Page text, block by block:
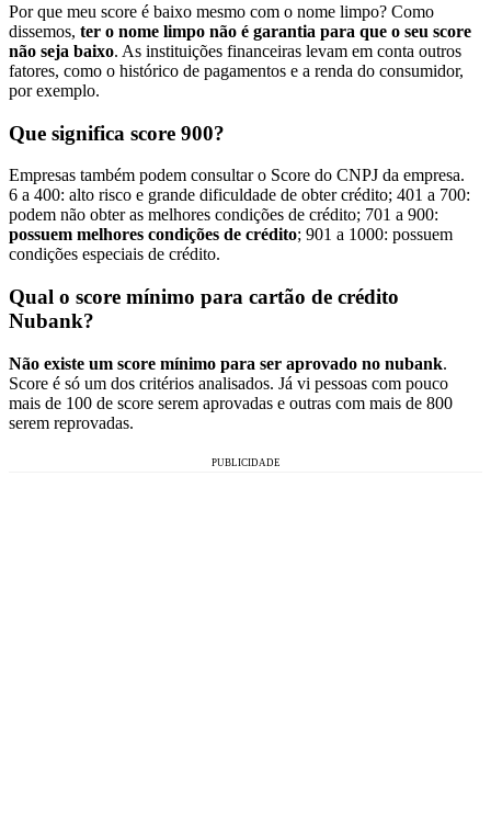
Por que meu score é baixo mesmo com o nome limpo? Como
dissemos, ter o nome limpo não é garantia para que o seu score
não seja baixo. As instituições financeiras levam em conta outros
fatores, como o histórico de pagamentos e a renda do consumidor,
por exemplo.
Que significa score 900?
Empresas também podem consultar o Score do CNPJ da empresa.
6 a 400: alto risco e grande dificuldade de obter crédito; 401 a 700:
podem não obter as melhores condições de crédito; 701 a 900:
possuem melhores condições de crédito; 901 a 1000: possuem
condições especiais de crédito.
Qual o score mínimo para cartão de crédito
Nubank?
Não existe um score mínimo para ser aprovado no nubank.
Score é só um dos critérios analisados. Já vi pessoas com pouco
mais de 100 de score serem aprovadas e outras com mais de 800
serem reprovadas.
PUBLICIDADE